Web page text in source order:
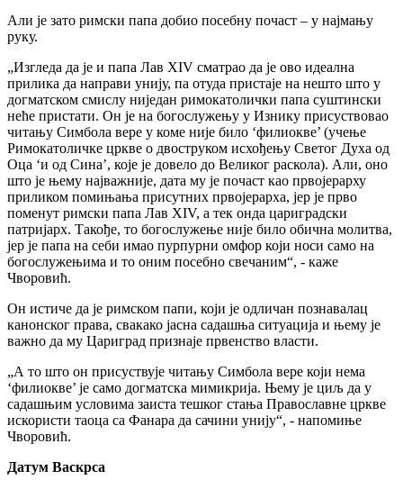
Али је зато римски папа добио посебну почаст – у најмању
руку.
„Изгледа да је и папа Лав XIV сматрао да је ово идеална
прилика да направи унију, па отуда пристаје на нешто што у
догматском смислу ниједан римокатолички папа суштински
неће пристати. Он је на богослужењу у Изнику присуствовао
читању Симбола вере у коме није било ‘филиокве’ (учење
Римокатоличке цркве о двоструком исхођењу Светог Духа од
Оца ‘и од Сина’, које је довело до Великог раскола). Али, оно
што је њему најважније, дата му је почаст као првојерарху
приликом помињања присутних првојерарха, јер је прво
поменут римски папа Лав XIV, а тек онда цариградски
патријарх. Такође, то богослужење није било обична молитва,
јер је папа на себи имао пурпурни омфор који носи само на
богослужењима и то оним посебно свечаним“, - каже
Чворовић.
Он истиче да је римском папи, који је одличан познавалац
канонског права, свакако јасна садашња ситуација и њему је
важно да му Цариград признаје првенство власти.
„А то што он присуствује читању Симбола вере који нема
‘филиокве’ је само догматска мимикрија. Њему је циљ да у
садашњим условима заиста тешког стања Православне цркве
искористи таоца са Фанара да сачини унију“, - напомиње
Чворовић.
Датум Васкрса